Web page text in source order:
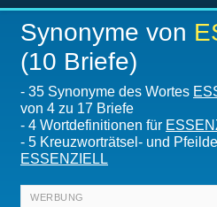
Synonyme von
(10 Briefe)
- 35 Synonyme des Wortes
von 4 zu 17 Briefe
- 4 Wortdefinitionen für
- 5 Kreuzworträtsel- und
ESSENZIELL